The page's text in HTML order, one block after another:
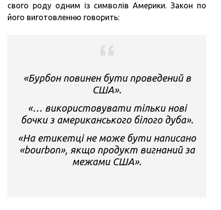
свого роду одним із символів Америки. Закон по
його виготовленню говорить:
«Бурбон повинен бути проведений в
США».
«… використовувати тільки нові
бочки з американського білого дуба».
«На етикетці не може бути написано
«bourbon», якщо продукт вигнаний за
межами США».